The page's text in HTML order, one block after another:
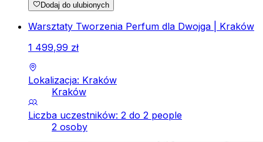
Dodaj do ulubionych
Warsztaty Tworzenia Perfum dla Dwojga | Kraków
1 499,99 zł
Lokalizacja: Kraków
Kraków
Liczba uczestników: 2 do 2 people
2 osoby